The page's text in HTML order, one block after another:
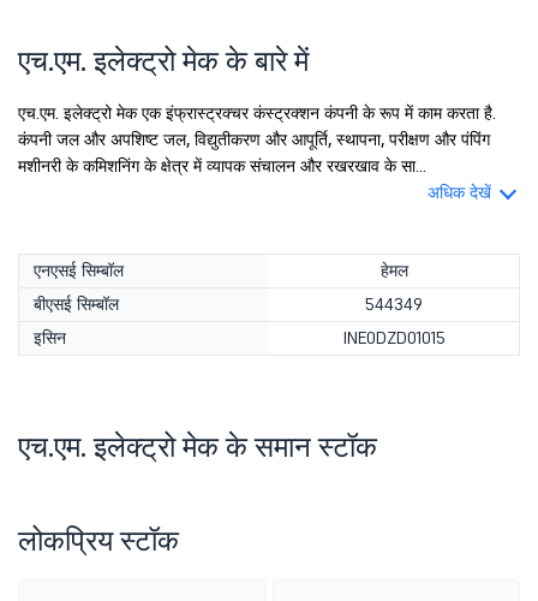
एच.एम. इलेक्ट्रो मेक के बारे में
एच.एम. इलेक्ट्रो मेक एक इंफ्रास्ट्रक्चर कंस्ट्रक्शन कंपनी के रूप में काम करता है.
कंपनी जल और अपशिष्ट जल, विद्युतीकरण और आपूर्ति, स्थापना, परीक्षण और पंपिंग
मशीनरी के कमिशनिंग के क्षेत्र में व्यापक संचालन और रखरखाव के सा...
अधिक देखें
एनएसई सिम्बॉल
हेमल
बीएसई सिम्बॉल
544349
इसिन
INE0DZD01015
एच.एम. इलेक्ट्रो मेक के समान स्टॉक
लोकप्रिय स्टॉक